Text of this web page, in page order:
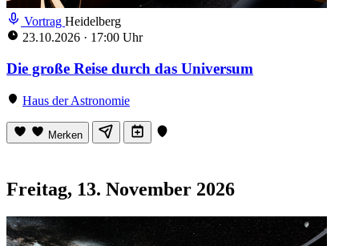
Vortrag Heidelberg
23.10.2026 · 17:00 Uhr
Die große Reise durch das Universum
Haus der Astronomie
Merken
Freitag, 13. November 2026